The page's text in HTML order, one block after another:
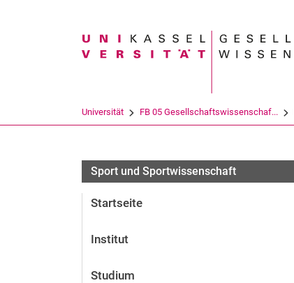
Suchbegriff
Universität FB 05 Gesellschaftswissenschaf...
Archiv (deaktiviert)
Sport und Sportwissenschaft
Startseite
Institut
Studium